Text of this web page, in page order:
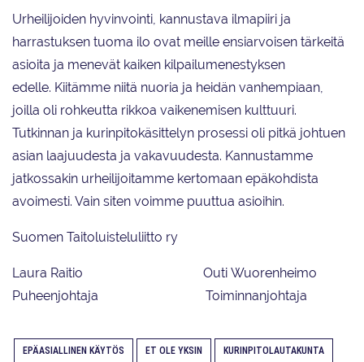
Urheilijoiden hyvinvointi, kannustava ilmapiiri ja
harrastuksen tuoma ilo ovat meille ensiarvoisen tärkeitä
asioita ja menevät kaiken kilpailumenestyksen
edelle. Kiitämme niitä nuoria ja heidän vanhempiaan,
joilla oli rohkeutta rikkoa vaikenemisen kulttuuri.
Tutkinnan ja kurinpitokäsittelyn prosessi oli pitkä johtuen
asian laajuudesta ja vakavuudesta. Kannustamme
jatkossakin urheilijoitamme kertomaan epäkohdista
avoimesti. Vain siten voimme puuttua asioihin.
Suomen Taitoluisteluliitto ry
Laura Raitio Outi Wuorenheimo
Puheenjohtaja Toiminnanjohtaja
EPÄASIALLINEN KÄYTÖS ET OLE YKSIN KURINPITOLAUTAKUNTA